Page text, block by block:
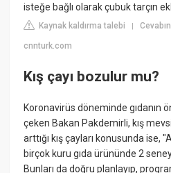
isteğe bağlı olarak çubuk tarçın
Kaynak kaldırma talebi |
cnnturk.com
Kış çayı bozulur mu?
Koronavirüs döneminde gıdanın
çeken Bakan Pakdemirli, kış
arttığı kış çayları konusunda ise,
birçok kuru gıda ürününde 2
Bunları da doğru planlayıp,